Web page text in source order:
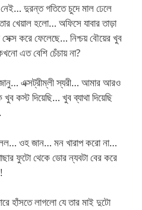
দুরন্ত গতিতে চুদে মাল ঢেলে
খেয়াল হলো… অফিসে যাবার তাড়া
করে ফেলেছে… নিশ্চয় বৌয়ের খুব
এত বেশি চেঁচায় না?
এক্সট্রীম্লী স্যরী… আমার আরও
কস্ট দিয়েছি… খুব ব্যাথা দিয়েছি
ওহ জান… মন খারাপ করো না…
ফুটো থেকে ডোর ন্যবটা বের করে
হাঁসতে লাগলো যে তার মাই দুটো